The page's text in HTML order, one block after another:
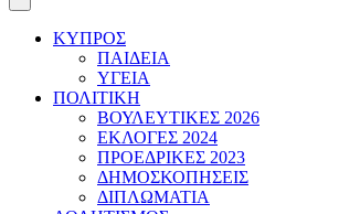
ΚΥΠΡΟΣ
ΠΑΙΔΕΙΑ
ΥΓΕΙΑ
ΠΟΛΙΤΙΚΗ
ΒΟΥΛΕΥΤΙΚΕΣ 2026
ΕΚΛΟΓΕΣ 2024
ΠΡΟΕΔΡΙΚΕΣ 2023
ΔΗΜΟΣΚΟΠΗΣΕΙΣ
ΔΙΠΛΩΜΑΤΙΑ